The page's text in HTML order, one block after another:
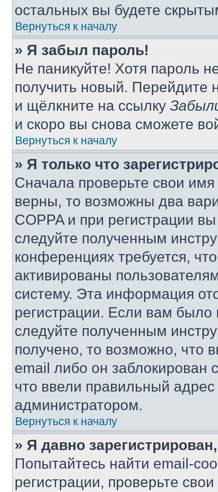
остальных вы будете
Вернуться к началу
» Я забыл пароль!
Не паникуйте! Хотя пароль
получить новый. Перейдите
и щёлкните на ссылку
и скоро вы снова сможете
Вернуться к началу
» Я только что
Сначала проверьте свои
верны, то возможны два
COPPA и при регистрации
следуйте полученным
конференциях требуется,
активированы
систему. Эта информация
регистрации. Если вам
следуйте полученным
получено, то возможно, что
email либо он
что ввели правильный адрес
администратором.
Вернуться к началу
» Я давно
Попытайтесь найти email-
регистрации, проверьте